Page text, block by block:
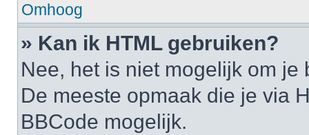
Omhoog
» Kan ik HTML gebruiken?
Nee, het is niet mogelijk om
De meeste opmaak die je via
BBCode mogelijk.